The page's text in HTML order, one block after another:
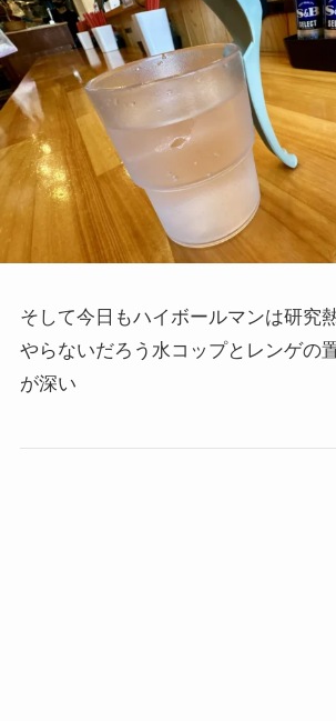
そして今日もハイボールマンは研究
やらないだろう水コップとレンゲの
が深い